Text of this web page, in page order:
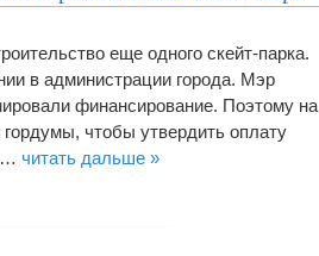
еще одного скейт-парка.
в администрации города. Мэр
финансирование. Поэтому на
чтобы утвердить оплату
читать дальше »